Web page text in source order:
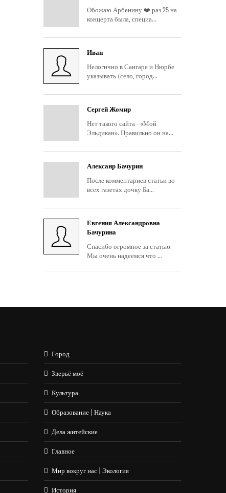
Обожаю Арбенину ❤️ раз 25 на
концерта была, специа...
Иван
Нелогично в Сангаре и Нюрбе
указывать (село, город...
Сергей Жомир
Нет такого сайта - «Мой
Эльдикан». Правильно он на...
Алексанр Бачурин
После комментариев статьи во
всех газетах дочку Ба...
Евгения Александровна
Бачурина
Спасибо огромное за статью.
Мы очень надеемся что ...
Город
Зверьё моё
Культура
Образование | Наука
Дела житейские
Главное
Мир вокруг нас | Экология
История